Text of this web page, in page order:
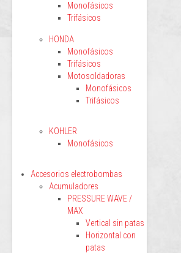
Monofásicos
Trifásicos
HONDA
Monofásicos
Trifásicos
Motosoldadoras
Monofásicos
Trifásicos
KOHLER
Monofásicos
Accesorios electrobombas
Acumuladores
PRESSURE WAVE /
MAX
Vertical sin patas
Horizontal con
patas